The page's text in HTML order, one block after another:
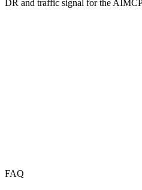
DR and traffic signal for the
FAQ